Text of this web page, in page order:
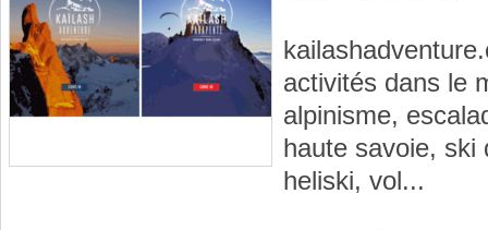
activités dans le
alpinisme,
haute savoie, ski
heliski, vol...